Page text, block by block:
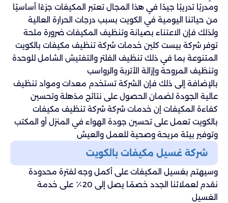
ومدربًا تدريبًا جيدًا في هذا المجال تعتبر المكيفات جزءًا أساسيًا
من حياتنا اليومية في الكويت بسبب درجات الحرارة العالية
ولذلك فإن الاعتناء بصيانة وتنظيف المكيفات ضرورة ملحة
توفر شركة بيست كلين خدمات شركة تنظيف مكيفات بالكويت
المتنوعة بما في ذلك تنظيف الفلتر والتفتيش الشامل للوحدة
وتنظيف المروحة وإزالة الأتربة والرواسب
بالإضافة إلى ذلك فإن الشركة تستخدم معدات ومواد تنظيف
عالية الجودة لضمان الحصول على نتائج مذهلة وتحسين
كفاءة المكيفات إن خدمات شركة شركة تنظيف مكيفات
بالكويت تعمل على تحسين جودة الهواء في المنزل أو المكتب
وتوفير بيئة مريحة وصحية للعمل والعيش
شركة غسيل مكيفات بالكويت
وسيهتم بغسيل المكيفات على أكمل وجه لفترة محدودة
نقدم لعملائنا الجدد خصمًا يصل إلى 20٪ على خدمة
الغسيل